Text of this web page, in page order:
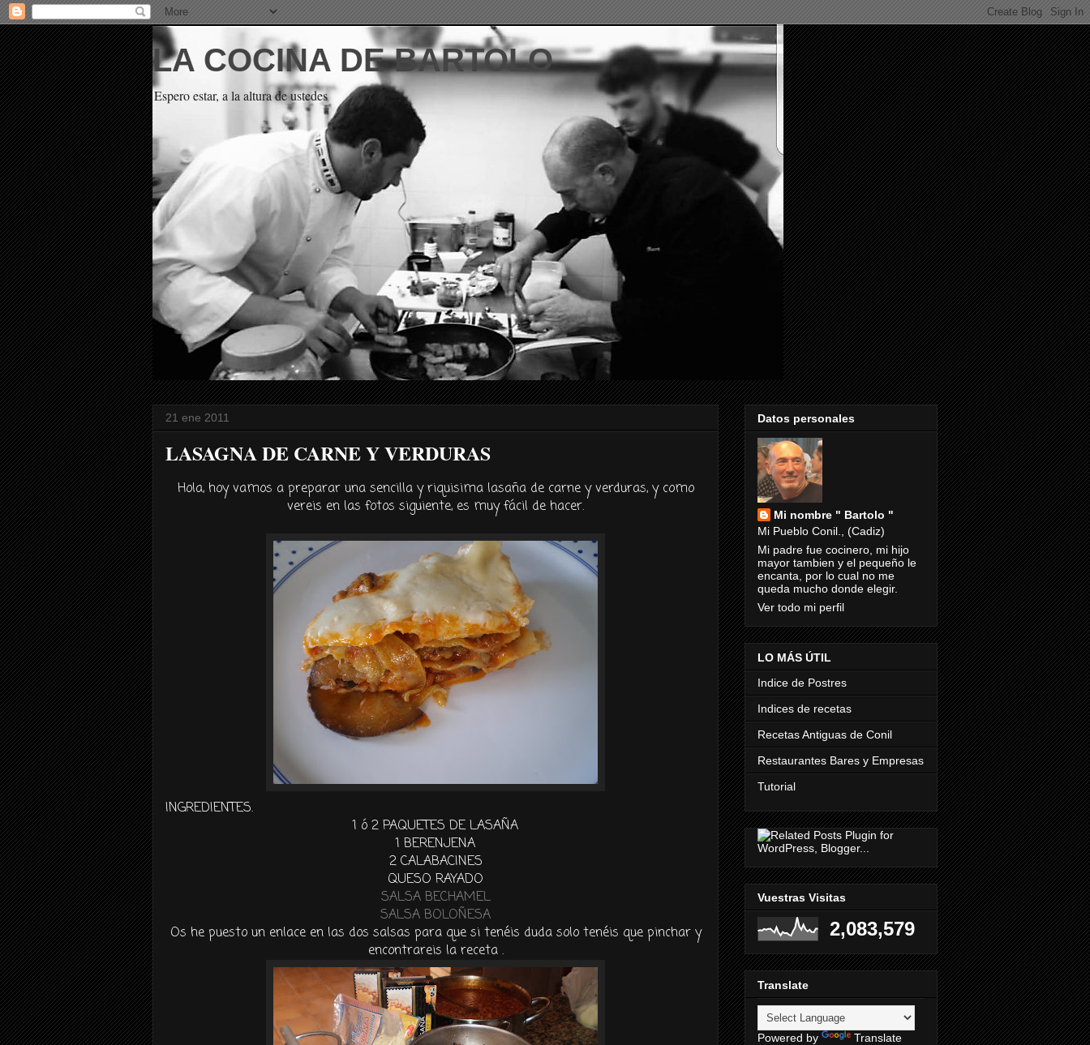
LA COCINA DE BARTOLO
Espero estar, a la altura de ustedes
21 ene 2011
LASAGNA DE CARNE Y VERDURAS
Hola, hoy vamos a preparar una sencilla yriquisima lasañade carne y verduras, y como
vereis en las fotos siguiente, es muyfácil de hacer.
INGREDIENTES.
1 ó 2 PAQUETES DELASAÑA
1 BERENJENA
2 CALABACINES
QUESO RAYADO
SALSA BECHAMEL
SALSA BOLOÑESA
Os he puesto un enlace en las dos salsas para que si tenéis duda solo tenéis que pinchar y
encontrareis la receta .
Datos personales
Mi nombre " Bartolo "
Mi Pueblo Conil., (Cadiz)
Mi padre fue cocinero, mi hijo
mayor tambien y el pequeño le
encanta, por lo cual no me
queda mucho donde elegir.
Ver todo mi perfil
LO MÁS ÚTIL
Indice de Postres
Indices de recetas
Recetas Antiguas de Conil
Restaurantes Bares y Empresas
Tutorial
Vuestras Visitas
2,083,579
Translate
Powered by Translate